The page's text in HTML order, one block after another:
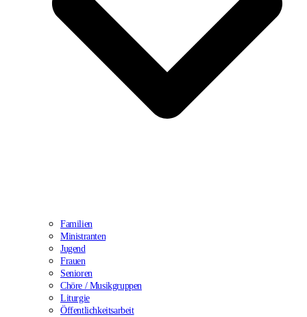
Familien
Ministranten
Jugend
Frauen
Senioren
Chöre / Musikgruppen
Liturgie
Öffentlichkeitsarbeit